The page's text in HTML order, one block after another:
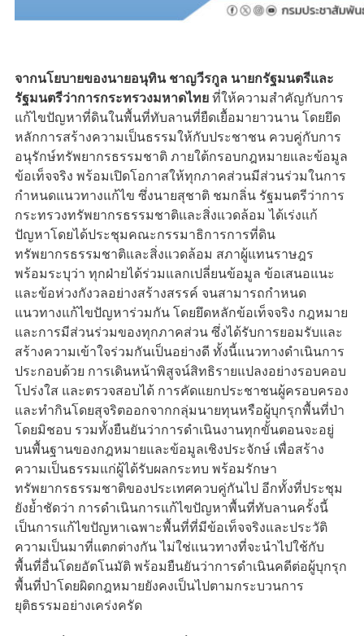
จากนโยบายของนายอนุทิน ชาญวีรกูล นายกรัฐมนตรีและ
รัฐมนตรีว่าการกระทรวงมหาดไทย ที่ให้ความสำคัญกับการ
แก้ไขปัญหาที่ดินในพื้นที่ทับลานที่ยืดเยื้อมายาวนาน โดยยึด
หลักการสร้างความเป็นธรรมให้กับประชาชน ควบคู่กับการ
อนุรักษ์ทรัพยากรธรรมชาติ ภายใต้กรอบกฎหมายและข้อมูล
ข้อเท็จจริง พร้อมเปิดโอกาสให้ทุกภาคส่วนมีส่วนร่วมในการ
กำหนดแนวทางแก้ไข ซึ่งนายสุชาติ ชมกลิ่น รัฐมนตรีว่าการ
กระทรวงทรัพยากรธรรมชาติและสิ่งแวดล้อม ได้เร่งแก้
ปัญหาโดยได้ประชุมคณะกรรมาธิการการที่ดิน
ทรัพยากรธรรมชาติและสิ่งแวดล้อม สภาผู้แทนราษฎร
พร้อมระบุว่า ทุกฝ่ายได้ร่วมแลกเปลี่ยนข้อมูล ข้อเสนอแนะ
และข้อห่วงกังวลอย่างสร้างสรรค์ จนสามารถกำหนด
แนวทางแก้ไขปัญหาร่วมกัน โดยยึดหลักข้อเท็จจริง กฎหมาย
และการมีส่วนร่วมของทุกภาคส่วน ซึ่งได้รับการยอมรับและ
สร้างความเข้าใจร่วมกันเป็นอย่างดี ทั้งนี้แนวทางดำเนินการ
ประกอบด้วย การเดินหน้าพิสูจน์สิทธิรายแปลงอย่างรอบคอบ
โปร่งใส และตรวจสอบได้ การคัดแยกประชาชนผู้ครอบครอง
และทำกินโดยสุจริตออกจากกลุ่มนายทุนหรือผู้บุกรุกพื้นที่ป่า
โดยมิชอบ รวมทั้งยืนยันว่าการดำเนินงานทุกขั้นตอนจะอยู่
บนพื้นฐานของกฎหมายและข้อมูลเชิงประจักษ์ เพื่อสร้าง
ความเป็นธรรมแก่ผู้ได้รับผลกระทบ พร้อมรักษา
ทรัพยากรธรรมชาติของประเทศควบคู่กันไป อีกทั้งที่ประชุม
ยังย้ำชัดว่า การดำเนินการแก้ไขปัญหาพื้นที่ทับลานครั้งนี้
เป็นการแก้ไขปัญหาเฉพาะพื้นที่ที่มีข้อเท็จจริงและประวัติ
ความเป็นมาที่แตกต่างกัน ไม่ใช่แนวทางที่จะนำไปใช้กับ
พื้นที่อื่นโดยอัตโนมัติ พร้อมยืนยันว่าการดำเนินคดีต่อผู้บุกรุก
พื้นที่ป่าโดยผิดกฎหมายยังคงเป็นไปตามกระบวนการ
ยุติธรรมอย่างเคร่งครัด